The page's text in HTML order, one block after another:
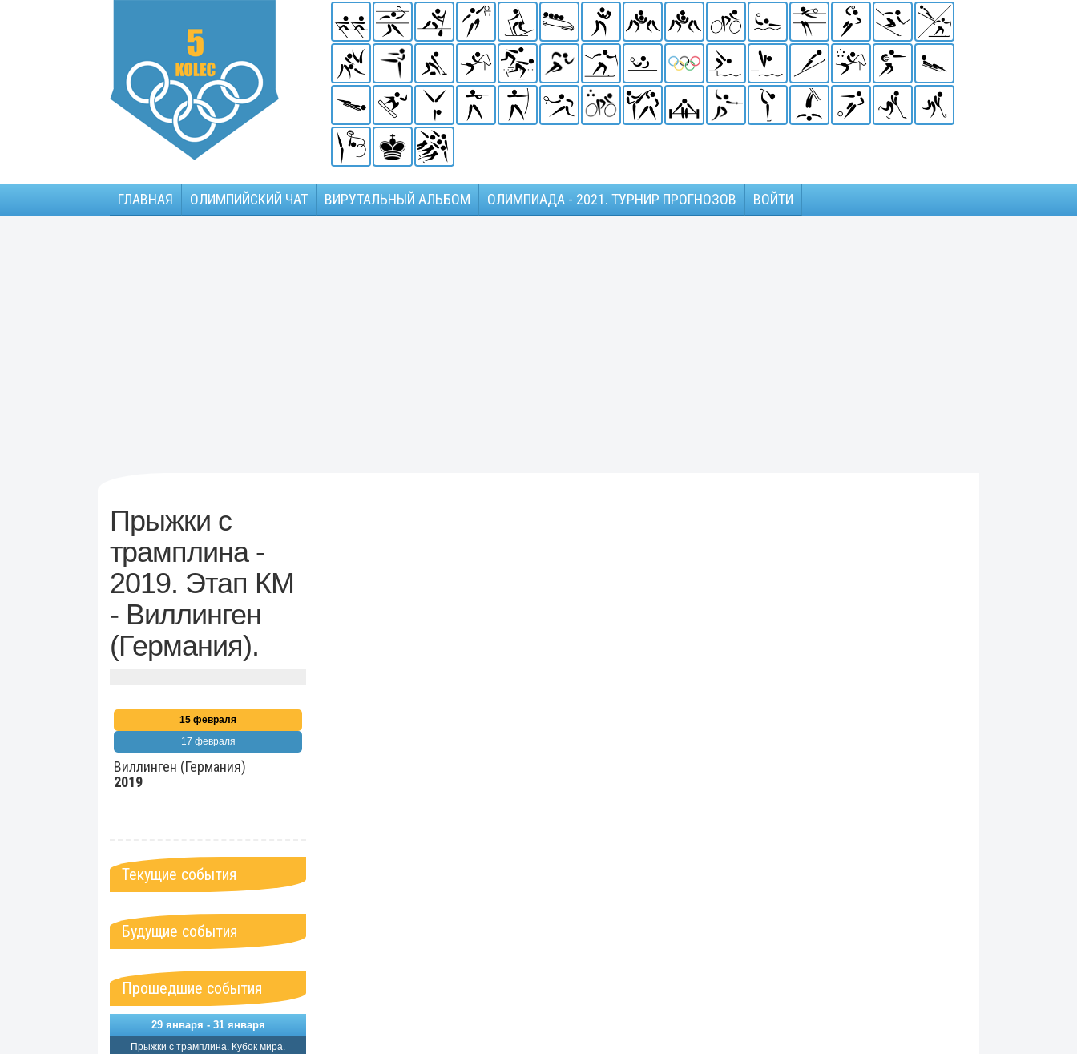
ГЛАВНАЯ ОЛИМПИЙСКИЙ ЧАТ ВИРУТАЛЬНЫЙ АЛЬБОМ ОЛИМПИАДА - 2021. ТУРНИР ПРОГНОЗОВ ВОЙТИ
Прыжки с
трамплина -
2019. Этап КМ
- Виллинген
(Германия).
15 февраля
17 февраля
Виллинген (Германия)
2019
Текущие события
Будущие события
Прошедшие события
29 января - 31 января
Прыжки с трамплина. Кубок мира.